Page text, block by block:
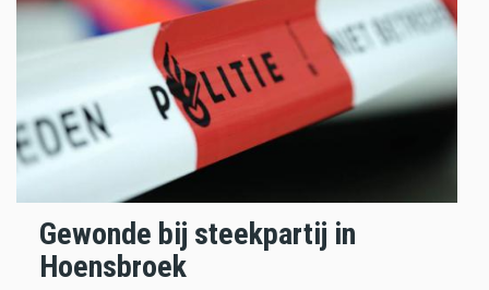
Gewonde bij steekpartij in
Hoensbroek